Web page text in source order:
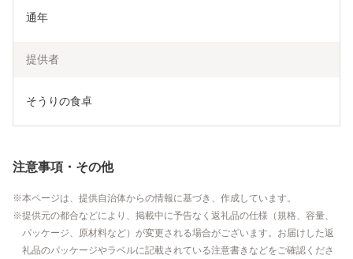
通年
提供者
そうりの食卓
注意事項・その他
本ページは、提供自治体からの情報に基づき、作成しています。
提供元の都合などにより、掲載中に予告なく返礼品の仕様（規格、容量、
パッケージ、原材料など）が変更される場合がございます。お届けした返
礼品のパッケージやラベルに記載されている注意書きなどをご確認くださ